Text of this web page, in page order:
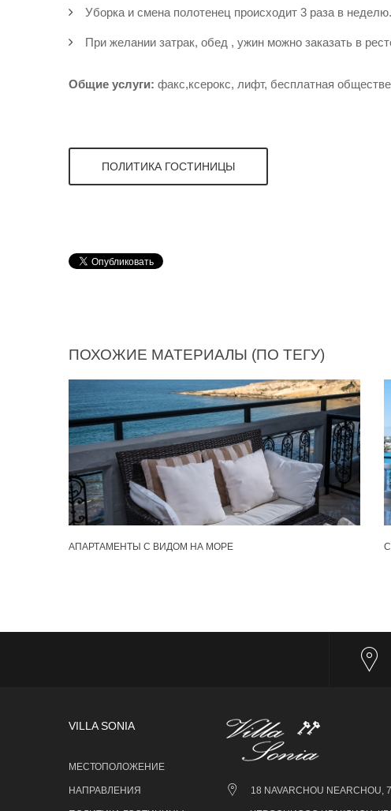
Уборка и смена полотенец происходит 3 раза в
При желании затрак, обед , ужин можно заказать в
Общие услуги: факс,ксерокс, лифт, бесплатная
ПОЛИТИКА ГОСТИНИЦЫ
ПОХОЖИЕ МАТЕРИАЛЫ (ПО ТЕГУ)
АПАРТАМЕНТЫ С ВИДОМ НА МОРЕ
VILLA SONIA
МЕСТОПОЛОЖЕНИЕ
НАПРАВЛЕНИЯ 18 NAVARCHOU NEARCHOU,